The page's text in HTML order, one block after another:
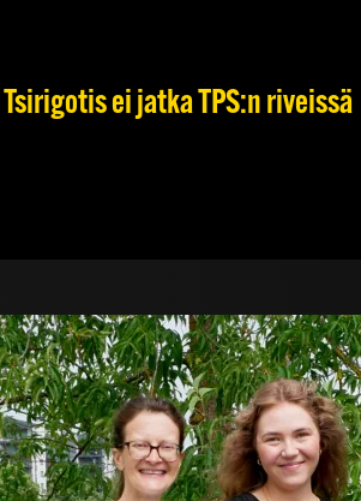
ei jatka TPS:n riveissä